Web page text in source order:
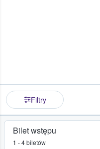
Filtry
Bilet wstępu
1 - 4 biletów